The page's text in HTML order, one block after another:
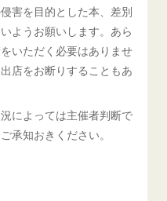
害を目的とした本、差別
ようお願いします。あら
いただく必要はありませ
店をお断りすることもあ
によっては主催者判断で
承知おきください。